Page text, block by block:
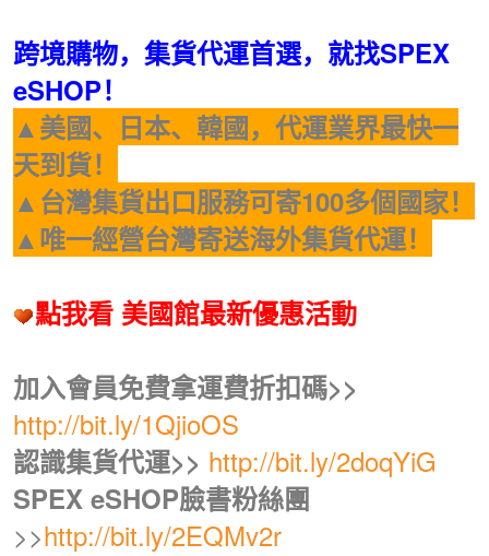
跨境購物，集貨代運首選，就找SPEX
eSHOP！
▲美國、日本、韓國，代運業界最快一
天到貨！
▲台灣集貨出口服務可寄100多個國家！
▲唯一經營台灣寄送海外集貨代運！
點我看 美國館最新優惠活動
加入會員免費拿運費折扣碼>>
http://bit.ly/1QjioOS
認識集貨代運>> http://bit.ly/2doqYiG
SPEX eSHOP臉書粉絲團
>>http://bit.ly/2EQMv2r